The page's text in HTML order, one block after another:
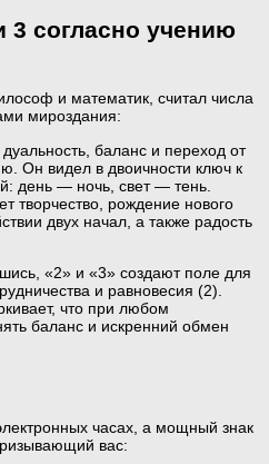
3 согласно учению
и математик, считал числа
мироздания:
баланс и переход от
Он видел в двоичности ключ к
день — ночь, свет — тень.
творчество, рождение нового
двух начал, а также радость
«2» и «3» создают поле для
и равновесия (2).
что при любом
баланс и искренний обмен
часах, а мощный знак
вас: